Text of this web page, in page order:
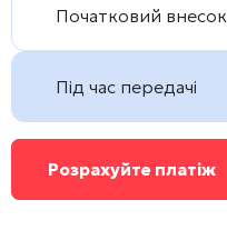
Початковий внесок
Під час передачі
Розрахуйте платіж